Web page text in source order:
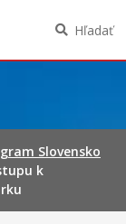
Hľadať
Slovensko
k